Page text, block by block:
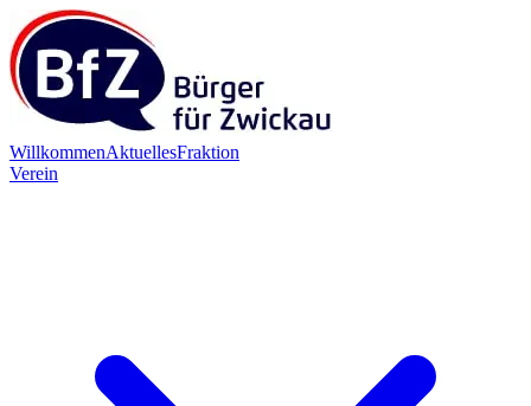
WillkommenAktuellesFraktion
Verein